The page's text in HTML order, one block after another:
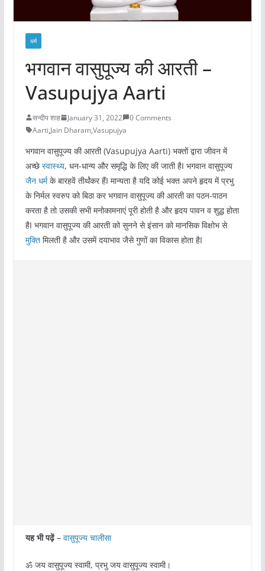
धर्म
भगवान वासुपूज्य की आरती –
Vasupujya Aarti
सन्दीप शाह January 31, 2022
0 Comments
Aarti,Jain Dharam,Vasupujya
भगवान वासुपूज्य की आरती (Vasupujya Aarti) भक्तों द्वारा जीवन में
अच्छे स्वास्थ्य, धन-धान्य और समृद्धि के लिए की जाती हैI भगवान वासुपूज्य
जैन धर्मके बारहवें तीर्थंकर हैंI मान्यता है यदि कोई भक्त अपने हृदय में प्रभु
के निर्मल स्वरुप को बिठा कर भगवान वासुपूज्य की आरती का पठन-पाठन
करता है तो उसकी सभी मनोकामनाएं पूरी होती है और हृदय पावन व शुद्ध होता
हैI भगवान वासुपूज्य की आरती को सुनने से इंसान को मानसिक विक्षोभ से
मुक्तिमिलती है और उसमें दयाभाव जैसे गुणों का विकास होता हैI
यह भी पढ़ें – वासुपूज्य चालीसा
ॐ जय वासुपूज्य स्वामी, प्रभु जय वासुपूज्य स्वामी।